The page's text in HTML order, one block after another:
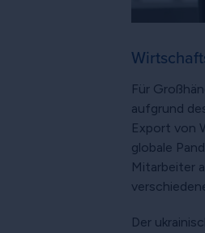
Für
aufgrund
Export von
globale
Mitarbeiter
Der